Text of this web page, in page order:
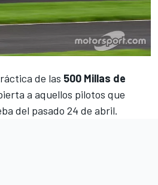
de las 500 Millas de
a aquellos pilotos que
del pasado 24 de abril.